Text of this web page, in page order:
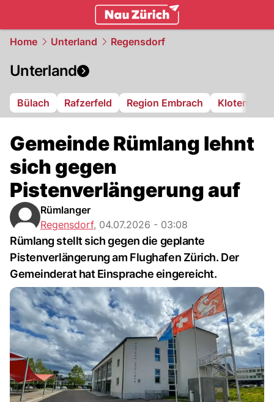
Home Unterland Regensdorf
Unterland
Bülach Rafzerfeld Region Embrach Kloten
Gemeinde Rümlang lehnt
sich gegen
Pistenverlängerung auf
Rümlanger
Regensdorf, 04.07.2026 - 03:08
Rümlang stellt sich gegen die geplante
Pistenverlängerung am Flughafen Zürich. Der
Gemeinderat hat Einsprache eingereicht.